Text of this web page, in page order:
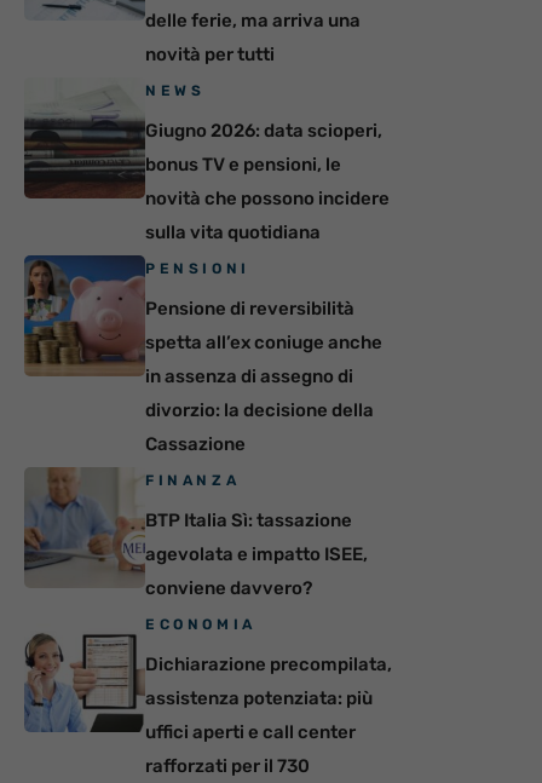
delle ferie, ma arriva una
novità per tutti
NEWS
Giugno 2026: data scioperi,
bonus TV e pensioni, le
novità che possono incidere
sulla vita quotidiana
PENSIONI
Pensione di reversibilità
spetta all’ex coniuge anche
in assenza di assegno di
divorzio: la decisione della
Cassazione
FINANZA
BTP Italia Sì: tassazione
agevolata e impatto ISEE,
conviene davvero?
ECONOMIA
Dichiarazione precompilata,
assistenza potenziata: più
uffici aperti e call center
rafforzati per il 730